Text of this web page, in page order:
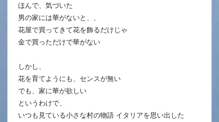
ほんで、気づいた
男の家には華がないと、、
花屋で買ってきて花を飾るだけじゃ
金で買っただけで華がない
しかし、
花を育てようにも、センスが無い
でも、家に華が欲しい
というわけで、
いつも見ている小さな村の物語 イタリアを思い出した